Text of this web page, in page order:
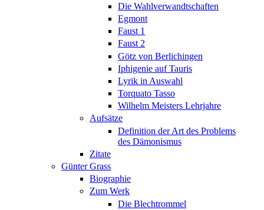
Die Wahlverwandtschaften
Egmont
Faust 1
Faust 2
Götz von Berlichingen
Iphigenie auf Tauris
Lyrik in Auswahl
Torquato Tasso
Wilhelm Meisters Lehrjahre
Aufsätze
Definition der Art des Problems
des Dämonismus
Zitate
Günter Grass
Biographie
Zum Werk
Die Blechtrommel